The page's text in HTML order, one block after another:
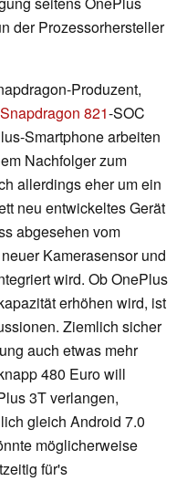
der Prozessorhersteller
Produzent,
Snapdragon 821-SOC
Smartphone arbeiten
Nachfolger zum
allerdings eher um ein
neu entwickeltes Gerät
abgesehen vom
Kamerasensor und
wird. Ob OnePlus
erhöhen wird, ist
Ziemlich sicher
auch etwas mehr
480 Euro will
3T verlangen,
gleich Android 7.0
möglicherweise
für's